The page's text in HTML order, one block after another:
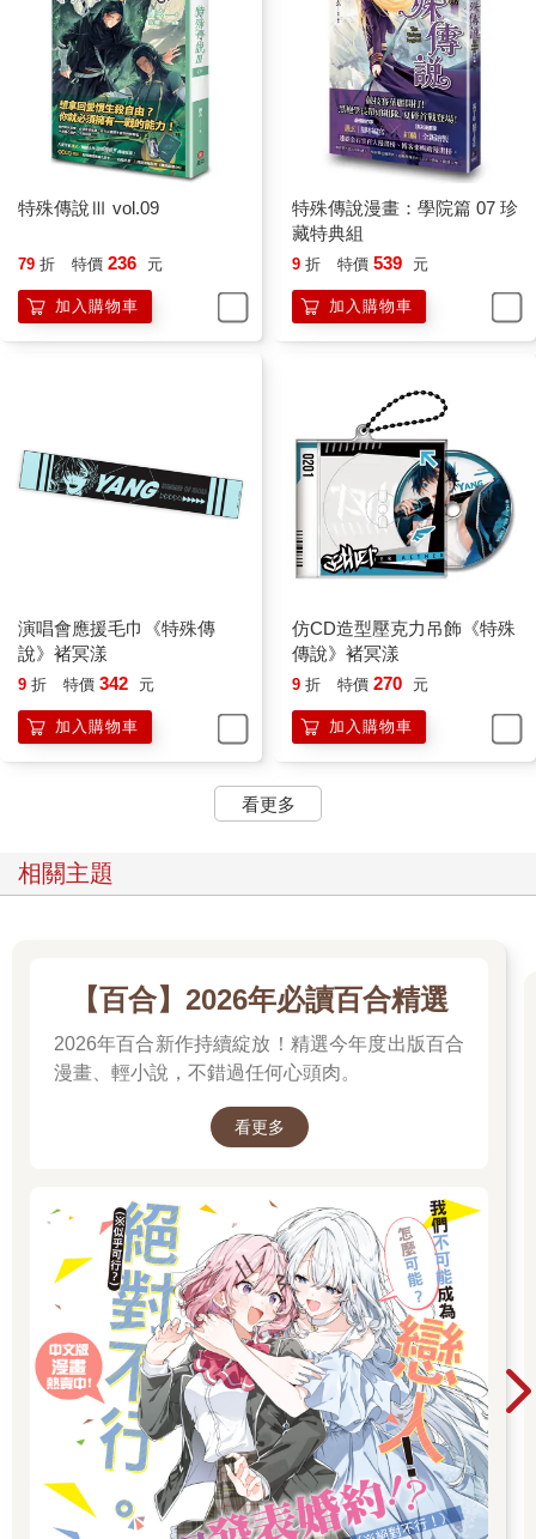
特殊傳說Ⅲ vol.09
79 折 特價 236 元
加入購物車
特殊傳說漫畫：學院篇 07 珍
藏特典組
9 折 特價 539 元
加入購物車
演唱會應援毛巾《特殊傳
說》褚冥漾
9 折 特價 342 元
加入購物車
仿CD造型壓克力吊飾《特殊
傳說》褚冥漾
9 折 特價 270 元
加入購物車
看更多
相關主題
【百合】2026年必讀百合精選
2026年百合新作持續綻放！精選今年度出版百合
漫畫、輕小說，不錯過任何心頭肉。
看更多